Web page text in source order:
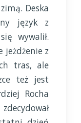
Deska
język z
wywalił.
jeżdżenie z
tras, ale
też jest
Rocha